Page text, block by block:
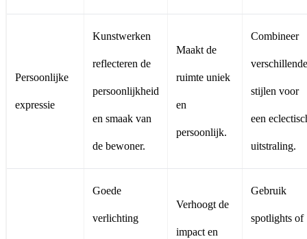
Persoonlijke
expressie
Kunstwerken
reflecteren de
persoonlijkheid
en smaak van
de bewoner.
Maakt de
ruimte uniek
en
persoonlijk.
Combineer
verschillende
stijlen voor
een
uitstraling.
Goede
verlichting
Verhoogt de
impact en
Gebruik
spotlights of